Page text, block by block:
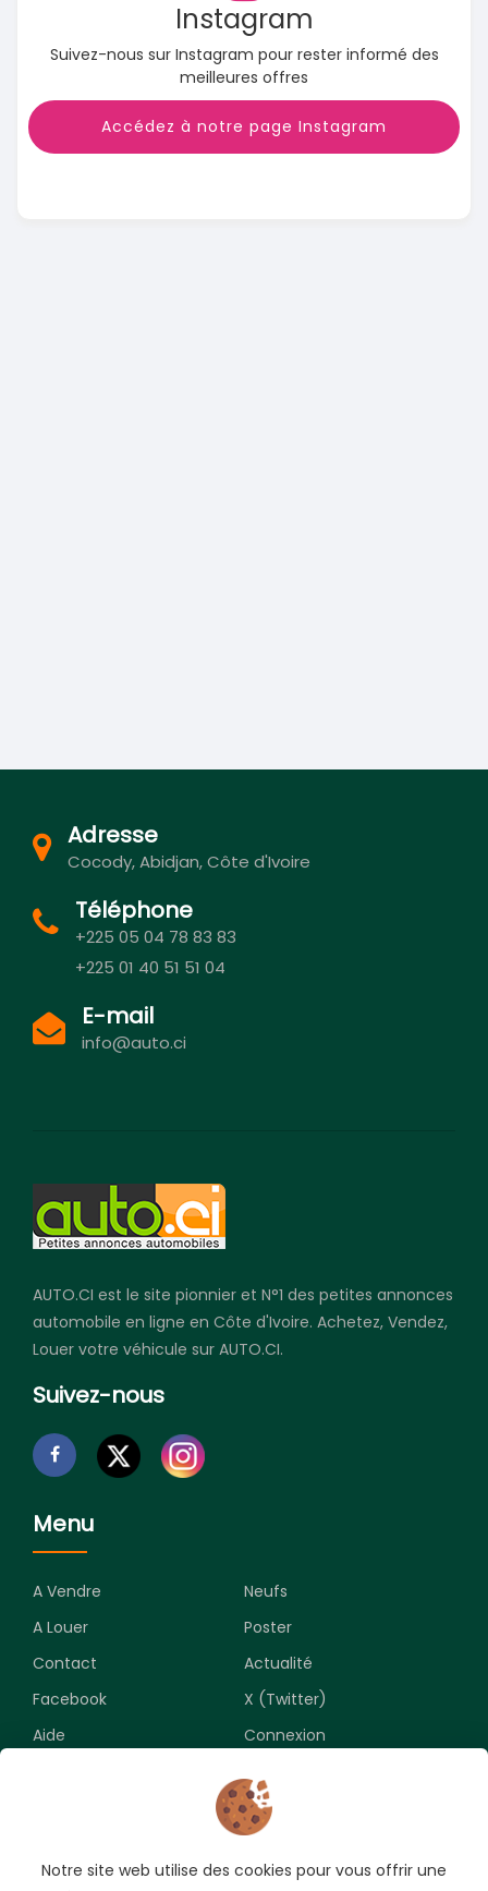
Instagram
Suivez-nous sur Instagram pour rester informé des
meilleures offres
Accédez à notre page Instagram
Adresse
Cocody, Abidjan, Côte d'Ivoire
Téléphone
+225 05 04 78 83 83
+225 01 40 51 51 04
E-mail
info@auto.ci
AUTO.CI est le site pionnier et N°1 des petites annonces
automobile en ligne en Côte d'Ivoire. Achetez, Vendez,
Louer votre véhicule sur AUTO.CI.
Suivez-nous
Menu
A Vendre
Neufs
A Louer
Poster
Contact
Actualité
Facebook
X (Twitter)
Aide
Connexion
Souscrivez pour recevoir les meilleures opportunités.
Notre site web utilise des cookies pour vous offrir une